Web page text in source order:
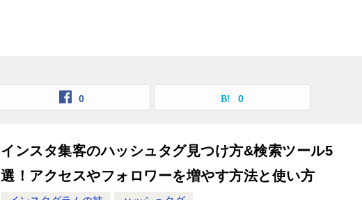
0 0
インスタ集客のハッシュタグ見つけ方&検索ツール5
選！アクセスやフォロワーを増やす方法と使い方